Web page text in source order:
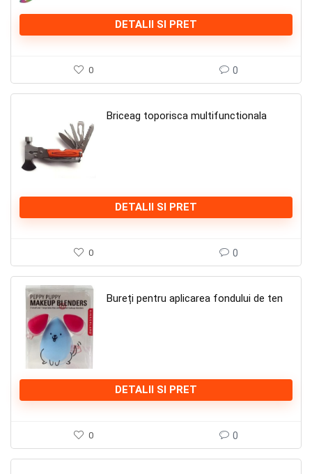
DETALII SI PRET
0 0
Briceag toporisca multifunctionala
DETALII SI PRET
0 0
Bureți pentru aplicarea fondului de ten
DETALII SI PRET
0 0